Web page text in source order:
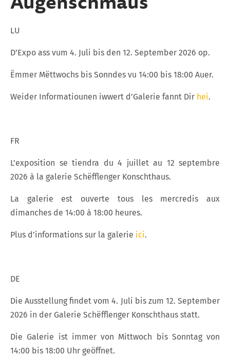
LU
D’Expo ass vum 4. Juli bis den 12. September 2026 op.
Ëmmer Mëttwochs bis Sonndes vu 14:00 bis 18:00 Auer.
Weider Informatiounen iwwert d’Galerie fannt Dir hei.
FR
L’exposition se tiendra du 4 juillet au 12 septembre
2026 à la galerie Schëfflenger Konschthaus.
La galerie est ouverte tous les mercredis aux
dimanches de 14:00 à 18:00 heures.
Plus d’informations sur la galerie ici.
DE
Die Ausstellung findet vom 4. Juli bis zum 12. September
2026 in der Galerie Schëfflenger Konschthaus statt.
Die Galerie ist immer von Mittwoch bis Sonntag von
14:00 bis 18:00 Uhr geöffnet.